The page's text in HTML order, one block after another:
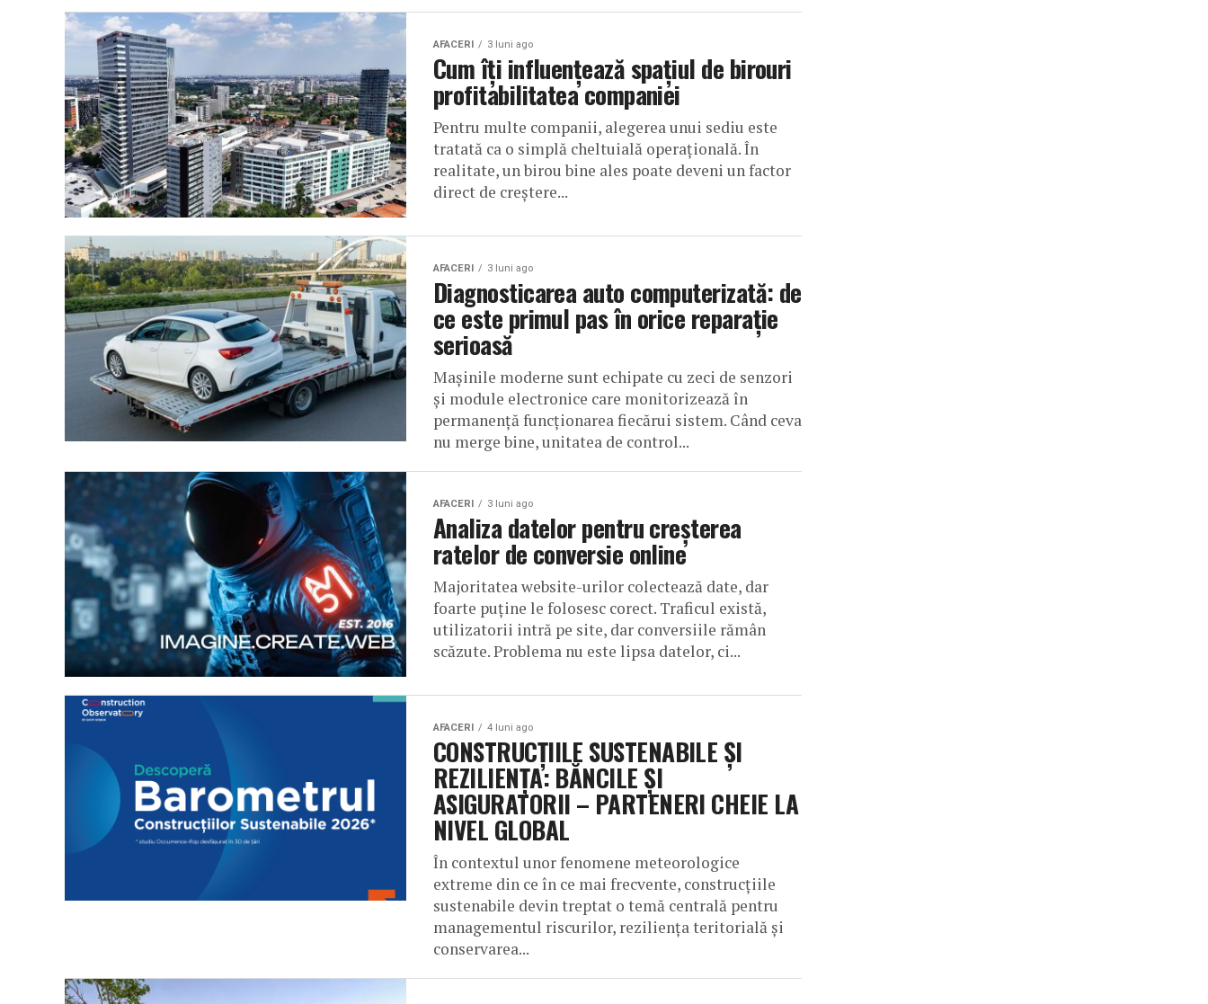
AFACERI 3 luni ago
Cum îți influențează spațiul de birouri
profitabilitatea companiei
Pentru multe companii, alegerea unui sediu este
tratată ca o simplă cheltuială operațională. În
realitate, un birou bine ales poate deveni un factor
direct de creștere...
AFACERI 3 luni ago
Diagnosticarea auto computerizată: de
ce este primul pas în orice reparație
serioasă
Mașinile moderne sunt echipate cu zeci de senzori
și module electronice care monitorizează în
permanență funcționarea fiecărui sistem. Când ceva
nu merge bine, unitatea de control...
AFACERI 3 luni ago
Analiza datelor pentru creșterea
ratelor de conversie online
Majoritatea website-urilor colectează date, dar
foarte puține le folosesc corect. Traficul există,
utilizatorii intră pe site, dar conversiile rămân
scăzute. Problema nu este lipsa datelor, ci...
AFACERI 4 luni ago
CONSTRUCȚIILE SUSTENABILE ȘI
REZILIENȚA: BĂNCILE ȘI
ASIGURATORII – PARTENERI CHEIE LA
NIVEL GLOBAL
În contextul unor fenomene meteorologice
extreme din ce în ce mai frecvente, construcțiile
sustenabile devin treptat o temă centrală pentru
managementul riscurilor, reziliența teritorială și
conservarea...